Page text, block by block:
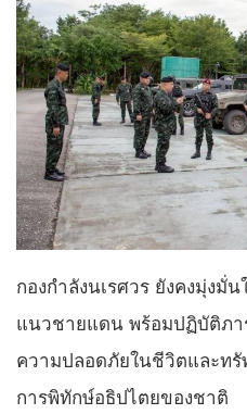
กองกำลังนเรศวร ยังคงมุ่งมั่
แนวชายแดน พร้อมปฏิบัติภา
ความปลอดภัยในชีวิตและท
การพิทักษ์อธิปไตยของชาติ